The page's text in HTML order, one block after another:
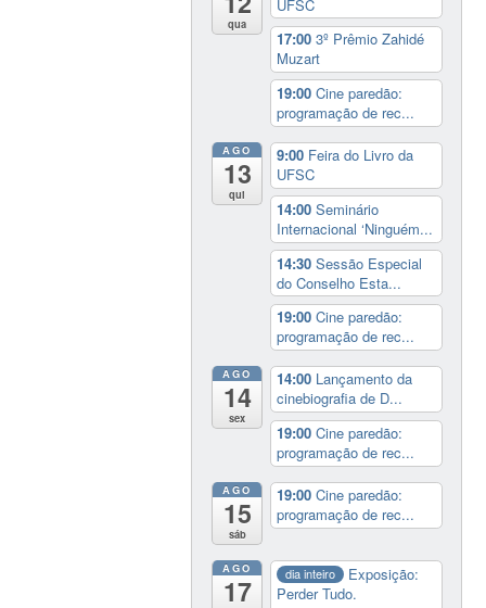
qua
UFSC
17:003º Prêmio Zahidé
Muzart
19:00Cine paredão:
programação de rec...
AGO
13
qui
9:00 Feira do Livro da
UFSC
14:00Seminário
Internacional ‘Ninguém...
14:30Sessão Especial
do Conselho Esta...
19:00Cine paredão:
programação de rec...
AGO
14
sex
14:00 Lançamento da
cinebiografia de D...
19:00Cine paredão:
programação de rec...
AGO
15
sáb
19:00Cine paredão:
programação de rec...
AGO
17
dia inteiro
Exposição:
Perder Tudo.